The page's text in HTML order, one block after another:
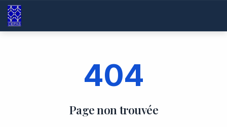
404
Page non trouvée